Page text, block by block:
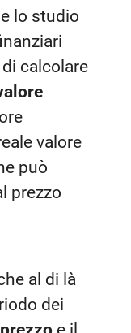
lo studio
calcolare
valore
può
prezzo
al di là
dei